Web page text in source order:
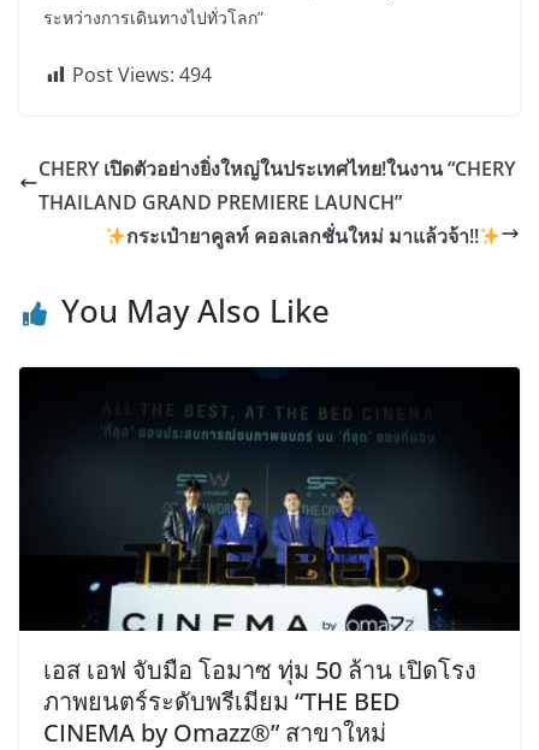
ระหว่างการเดินทางไปทั่วโลก”
Post Views: 494
CHERY เปิดตัวอย่างยิ่งใหญ่ในประเทศไทย!ในงาน “CHERY
THAILAND GRAND PREMIERE LAUNCH”
กระเป๋ายาคูลท์ คอลเลกชั่นใหม่ มาแล้วจ้า!!
You May Also Like
เอส เอฟ จับมือ โอมาซ ทุ่ม 50 ล้าน เปิดโรง
ภาพยนตร์ระดับพรีเมียม “THE BED
CINEMA by Omazz®” สาขาใหม่